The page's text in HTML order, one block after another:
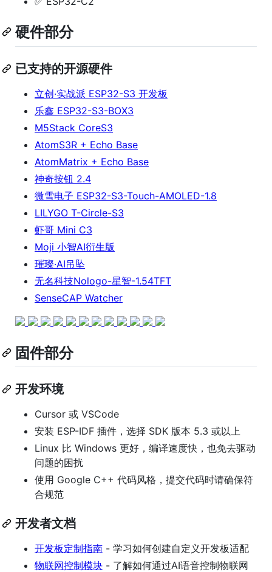
硬件部分
已支持的开源硬件
立创·实战派 ESP32-S3 开发板
乐鑫 ESP32-S3-BOX3
M5Stack CoreS3
AtomS3R + Echo Base
AtomMatrix + Echo Base
神奇按钮 2.4
微雪电子 ESP32-S3-Touch-AMOLED-1.8
LILYGO T-Circle-S3
虾哥 Mini C3
Moji 小智AI衍生版
璀璨·AI吊坠
无名科技Nologo-星智-1.54TFT
SenseCAP Watcher
固件部分
开发环境
Cursor 或 VSCode
安装 ESP-IDF 插件，选择 SDK 版本 5.3 或以上
Linux 比 Windows 更好，编译速度快，也免去驱动
问题的困扰
使用 Google C++ 代码风格，提交代码时请确保符
合规范
开发者文档
开发板定制指南 - 学习如何创建自定义开发板适配
物联网控制模块 - 了解如何通过AI语音控制物联网